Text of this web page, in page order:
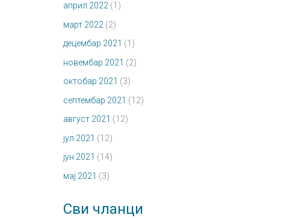
април 2022 (1)
март 2022 (2)
децембар 2021 (1)
новембар 2021 (2)
октобар 2021 (3)
септембар 2021 (12)
август 2021 (12)
јул 2021 (12)
јун 2021 (14)
мај 2021 (3)
Сви чланци